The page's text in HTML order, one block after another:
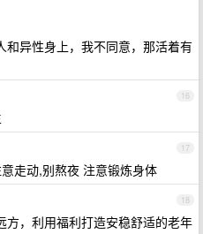
和异性身上，我不同意，那活着有
16
17
走动,别熬夜 注意锻炼身体
18
方，利用福利打造安稳舒适的老年